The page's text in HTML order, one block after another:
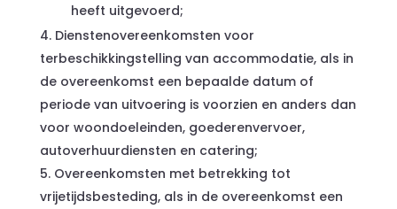
heeft uitgevoerd;
Dienstenovereenkomsten voor
terbeschikkingstelling van accommodatie, als in
de overeenkomst een bepaalde datum of
periode van uitvoering is voorzien en anders dan
voor woondoeleinden, goederenvervoer,
autoverhuurdiensten en catering;
Overeenkomsten met betrekking tot
vrijetijdsbesteding, als in de overeenkomst een